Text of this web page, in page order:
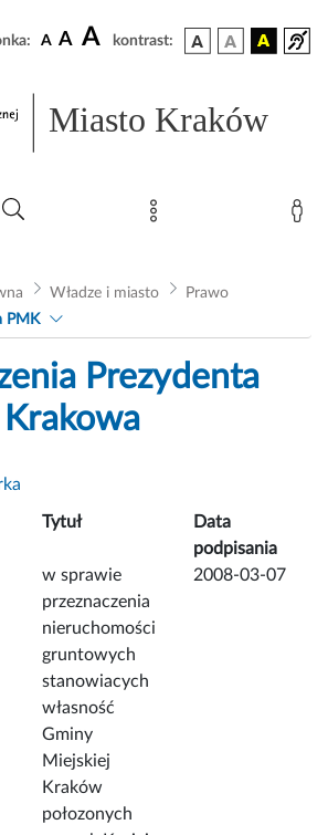
A A A kontrast:
Miasto Kraków
Władze i miasto
Prawo
PMK
Prezydenta
Tytuł
Data
podpisania
w sprawie
przeznaczenia
nieruchomości
gruntowych
stanowiacych
własność
Gminy
Miejskiej
Kraków
połozonych
2008-03-07